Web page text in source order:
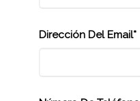
Dirección Del Email*